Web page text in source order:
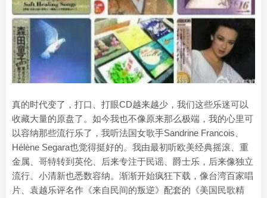
真的时代变了，打口、打眼CD越来越少，我们这些乐迷可以
收藏大量的原盘了。如今我也不像原来那么极端，我的心里可
以容纳那些流行乐了，我听法国女歌手Sandrine Francois、
Hélène Segara也觉得挺好的。我由最初听欧美经典摇滚、重
金属、哥特转到英伦、后来专注于民谣、爵士乐，后来像独立
流行、小清新也悉数容纳。渐渐开始疯狂下载，像台湾百家唱
片、袁越乐评名作《来自民间的叛逆》配套的《美国民歌精